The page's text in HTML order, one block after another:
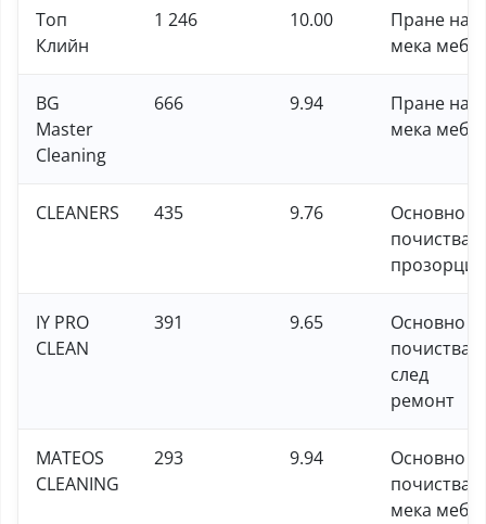
Топ
Клийн
1 246 10.00
Пране на
мека
BG
Master
Cleaning
666 9.94
Пране на
мека
CLEANERS 435 9.76
Основно
прозорци
IY PRO
CLEAN
391 9.65
Основно
след
ремонт
MATEOS
CLEANING
293 9.94
Основно
мека